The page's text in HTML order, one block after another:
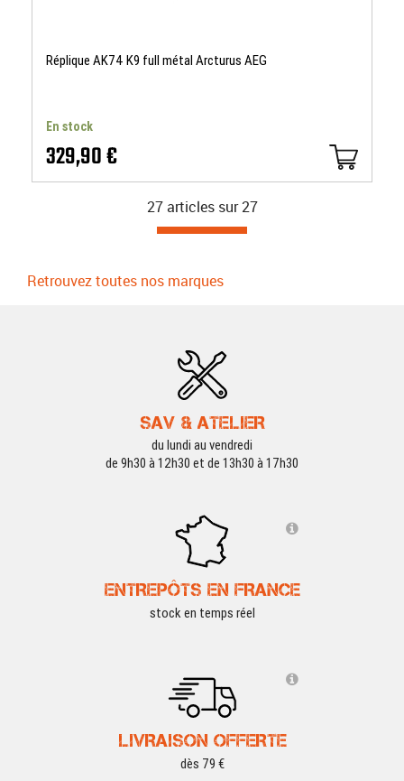
Réplique AK74 K9 full métal Arcturus AEG
En stock
329,90 €
27 articles sur 27
Retrouvez toutes nos marques
SAV & ATELIER
du lundi au vendredi
de 9h30 à 12h30 et de 13h30 à 17h30
ENTREPÔTS EN FRANCE
stock en temps réel
LIVRAISON OFFERTE
dès 79 €